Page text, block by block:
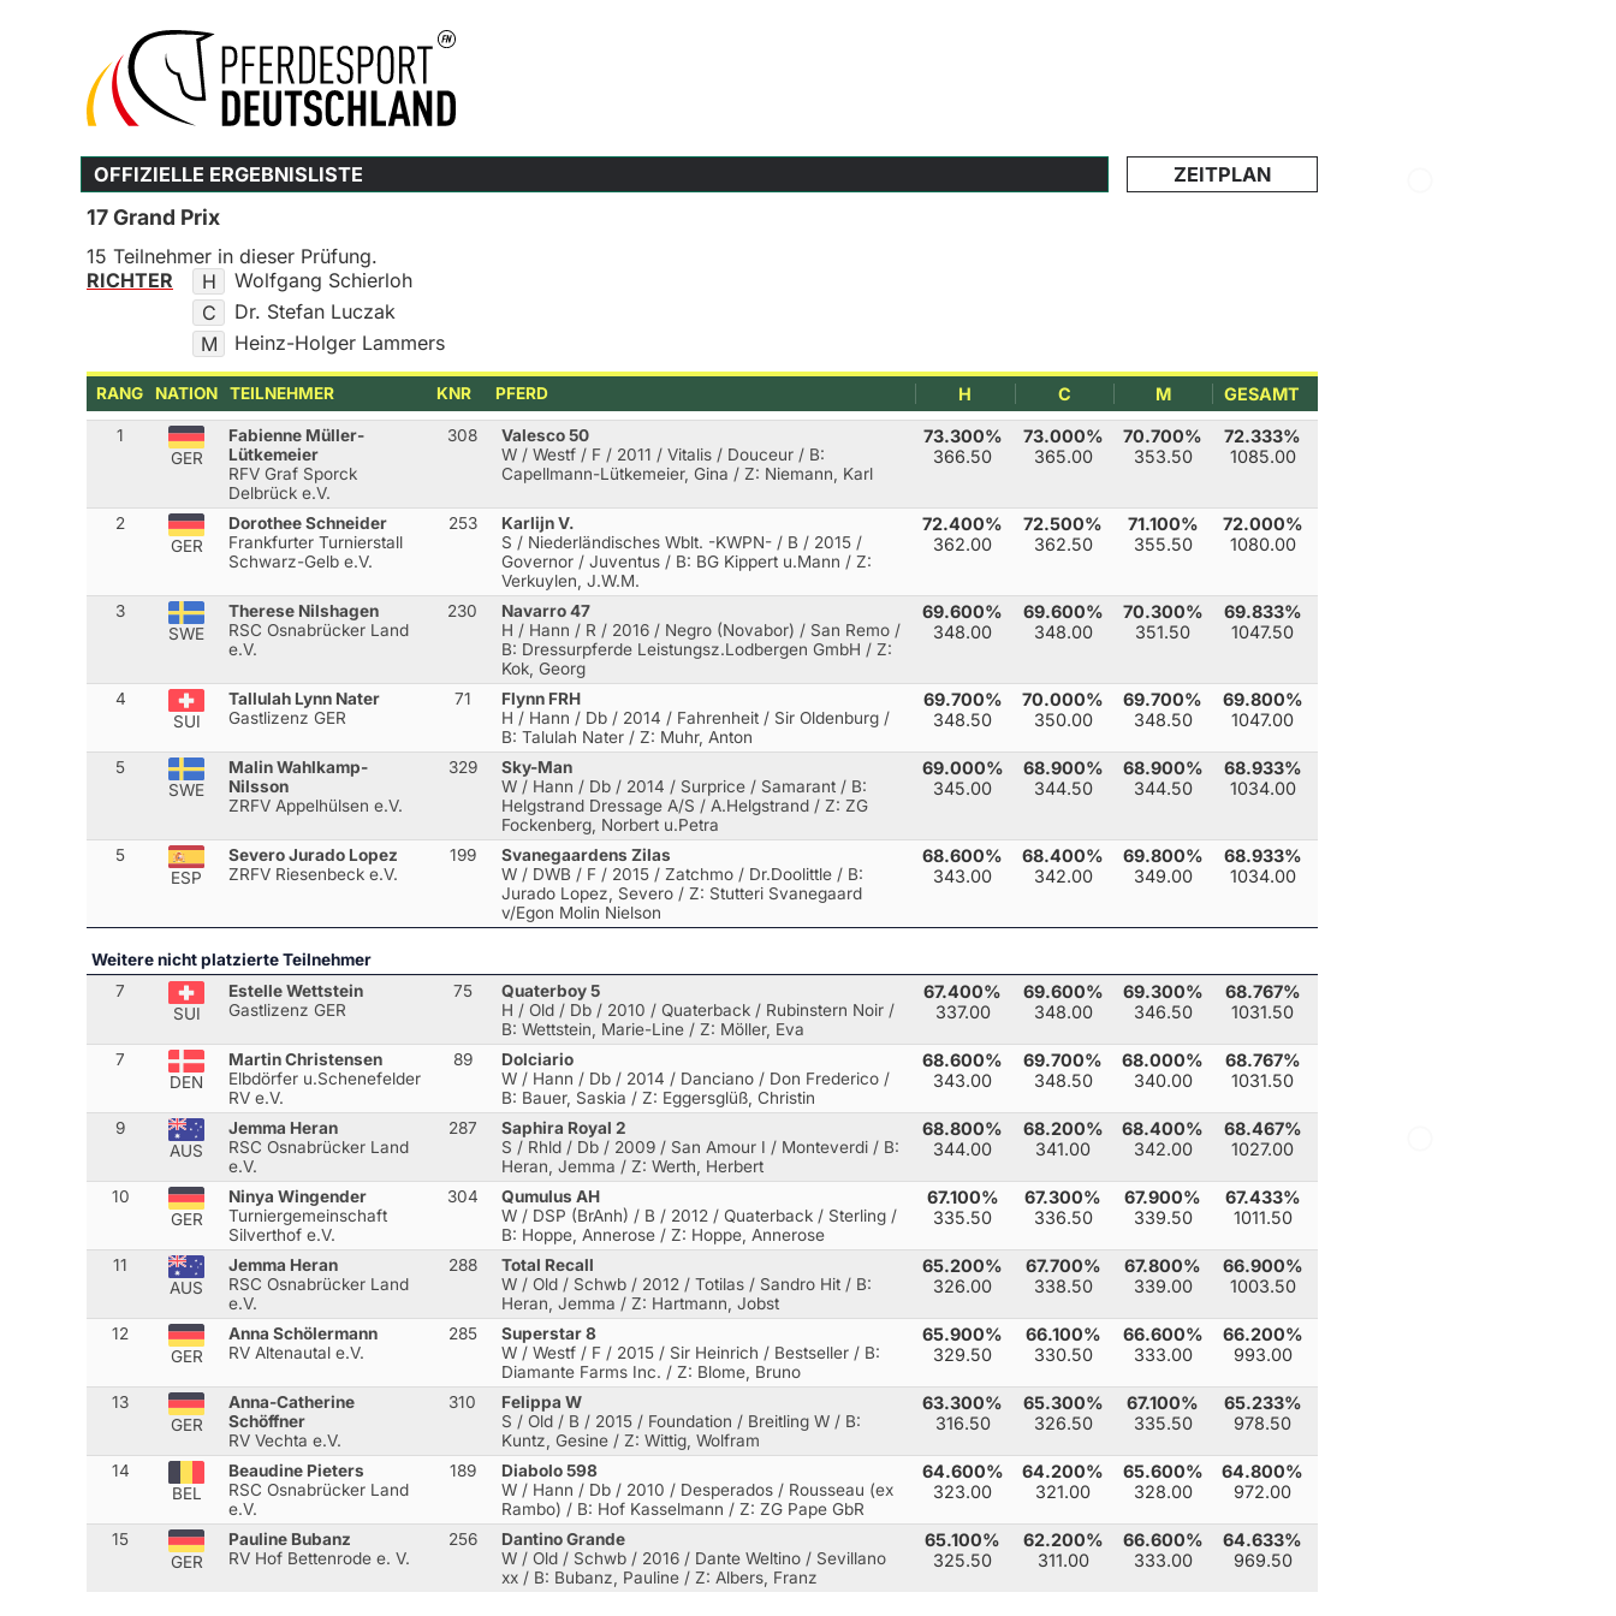
OFFIZIELLE ERGEBNISLISTE ZEITPLAN
17 Grand Prix
15 Teilnehmer in dieser Prüfung.
RICHTER
H
Wolfgang Schierloh
C
Dr. Stefan Luczak
M
Heinz-Holger Lammers
RANG NATION TEILNEHMER KNR PFERD H C M GESAMT
1
GER
Fabienne Müller-
Lütkemeier
RFV Graf Sporck
Delbrück e.V.
308
Valesco 50
W / Westf / F / 2011 / Vitalis / Douceur / B:
Capellmann-Lütkemeier, Gina / Z: Niemann, Karl
73.300%
366.50
73.000%
365.00
70.700%
353.50
72.333%
1085.00
2
GER
Dorothee Schneider
Frankfurter Turnierstall
Schwarz-Gelb e.V.
253
Karlijn V.
S / Niederländisches Wblt. -KWPN- / B / 2015 /
Governor / Juventus / B: BG Kippert u.Mann / Z:
Verkuylen, J.W.M.
72.400%
362.00
72.500%
362.50
71.100%
355.50
72.000%
1080.00
3
SWE
Therese Nilshagen
RSC Osnabrücker Land
e.V.
230
Navarro 47
H / Hann / R / 2016 / Negro (Novabor) / San Remo /
B: Dressurpferde Leistungsz.Lodbergen GmbH / Z:
Kok, Georg
69.600%
348.00
69.600%
348.00
70.300%
351.50
69.833%
1047.50
4
SUI
Tallulah Lynn Nater
Gastlizenz GER
71
Flynn FRH
H / Hann / Db / 2014 / Fahrenheit / Sir Oldenburg /
B: Talulah Nater / Z: Muhr, Anton
69.700%
348.50
70.000%
350.00
69.700%
348.50
69.800%
1047.00
5
SWE
Malin Wahlkamp-
Nilsson
ZRFV Appelhülsen e.V.
329
Sky-Man
W / Hann / Db / 2014 / Surprice / Samarant / B:
Helgstrand Dressage A/S / A.Helgstrand / Z: ZG
Fockenberg, Norbert u.Petra
69.000%
345.00
68.900%
344.50
68.900%
344.50
68.933%
1034.00
5
ESP
Severo Jurado Lopez
ZRFV Riesenbeck e.V.
199
Svanegaardens Zilas
W / DWB / F / 2015 / Zatchmo / Dr.Doolittle / B:
Jurado Lopez, Severo / Z: Stutteri Svanegaard
v/Egon Molin Nielson
68.600%
343.00
68.400%
342.00
69.800%
349.00
68.933%
1034.00
Weitere nicht platzierte Teilnehmer
7
SUI
Estelle Wettstein
Gastlizenz GER
75
Quaterboy 5
H / Old / Db / 2010 / Quaterback / Rubinstern Noir /
B: Wettstein, Marie-Line / Z: Möller, Eva
67.400%
337.00
69.600%
348.00
69.300%
346.50
68.767%
1031.50
7
DEN
Martin Christensen
Elbdörfer u.Schenefelder
RV e.V.
89
Dolciario
W / Hann / Db / 2014 / Danciano / Don Frederico /
B: Bauer, Saskia / Z: Eggersglüß, Christin
68.600%
343.00
69.700%
348.50
68.000%
340.00
68.767%
1031.50
9
AUS
Jemma Heran
RSC Osnabrücker Land
e.V.
287
Saphira Royal 2
S / Rhld / Db / 2009 / San Amour I / Monteverdi / B:
Heran, Jemma / Z: Werth, Herbert
68.800%
344.00
68.200%
341.00
68.400%
342.00
68.467%
1027.00
10
GER
Ninya Wingender
Turniergemeinschaft
Silverthof e.V.
304
Qumulus AH
W / DSP (BrAnh) / B / 2012 / Quaterback / Sterling /
B: Hoppe, Annerose / Z: Hoppe, Annerose
67.100%
335.50
67.300%
336.50
67.900%
339.50
67.433%
1011.50
11
AUS
Jemma Heran
RSC Osnabrücker Land
e.V.
288
Total Recall
W / Old / Schwb / 2012 / Totilas / Sandro Hit / B:
Heran, Jemma / Z: Hartmann, Jobst
65.200%
326.00
67.700%
338.50
67.800%
339.00
66.900%
1003.50
12
GER
Anna Schölermann
RV Altenautal e.V.
285
Superstar 8
W / Westf / F / 2015 / Sir Heinrich / Bestseller / B:
Diamante Farms Inc. / Z: Blome, Bruno
65.900%
329.50
66.100%
330.50
66.600%
333.00
66.200%
993.00
13
GER
Anna-Catherine
Schöffner
RV Vechta e.V.
310
Felippa W
S / Old / B / 2015 / Foundation / Breitling W / B:
Kuntz, Gesine / Z: Wittig, Wolfram
63.300%
316.50
65.300%
326.50
67.100%
335.50
65.233%
978.50
14
BEL
Beaudine Pieters
RSC Osnabrücker Land
e.V.
189
Diabolo 598
W / Hann / Db / 2010 / Desperados / Rousseau (ex
Rambo) / B: Hof Kasselmann / Z: ZG Pape GbR
64.600%
323.00
64.200%
321.00
65.600%
328.00
64.800%
972.00
15
GER
Pauline Bubanz
RV Hof Bettenrode e. V.
256
Dantino Grande
W / Old / Schwb / 2016 / Dante Weltino / Sevillano
xx / B: Bubanz, Pauline / Z: Albers, Franz
65.100%
325.50
62.200%
311.00
66.600%
333.00
64.633%
969.50